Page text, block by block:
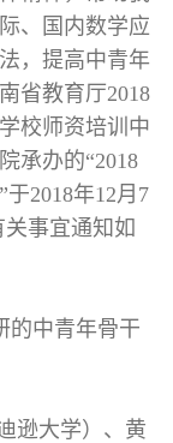
、国内数学应
，提高中青年
省教育厅2018
校师资培训中
承办的“2018
2018年12月7
事宜通知如
的中青年骨干
逊大学）、黄